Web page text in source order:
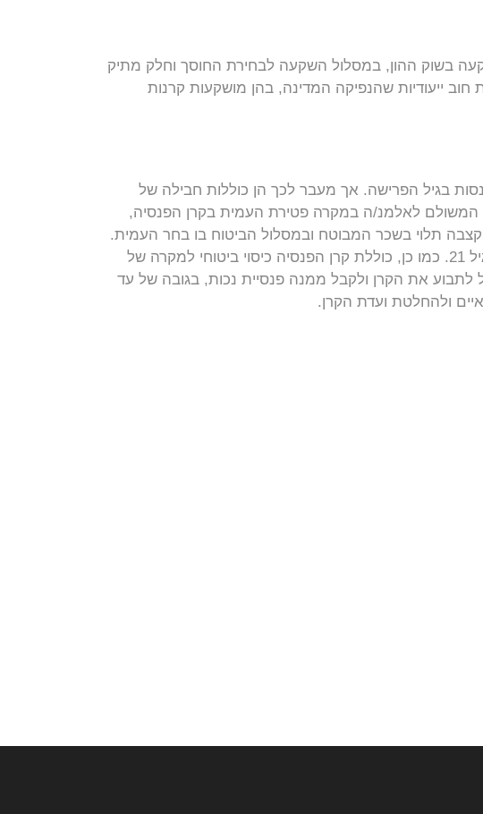
בשוק ההון, במסלול השקעה לבחירת החוסך וחלק מתיק
ייעודיות שהנפיקה המדינה, בהן מושקעות קרנות
בגיל הפרישה. אך מעבר לכך הן כוללות חבילה של
המשולם לאלמנ/ה במקרה פטירת העמית בקרן הפנסיה,
תלוי בשכר המבוטח ובמסלול הביטוח בו בחר העמית.
בנוסף, קיימת זכאות גם ליתומים בקבלת קצבה ועד גיל 21. כמו כן, כוללת קרן הפנסיה כיסוי ביטוחי למקרה של
לתבוע את הקרן ולקבל ממנה פנסיית נכות, בגובה של עד